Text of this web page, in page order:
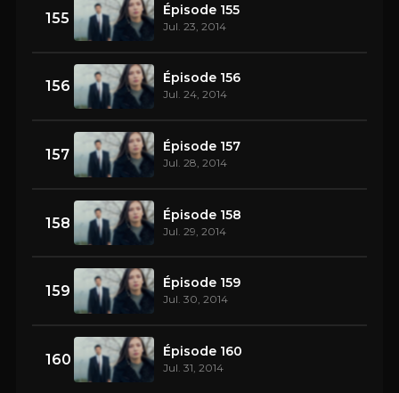
155 Épisode 155
Jul. 23, 2014
156 Épisode 156
Jul. 24, 2014
157 Épisode 157
Jul. 28, 2014
158 Épisode 158
Jul. 29, 2014
159 Épisode 159
Jul. 30, 2014
160 Épisode 160
Jul. 31, 2014